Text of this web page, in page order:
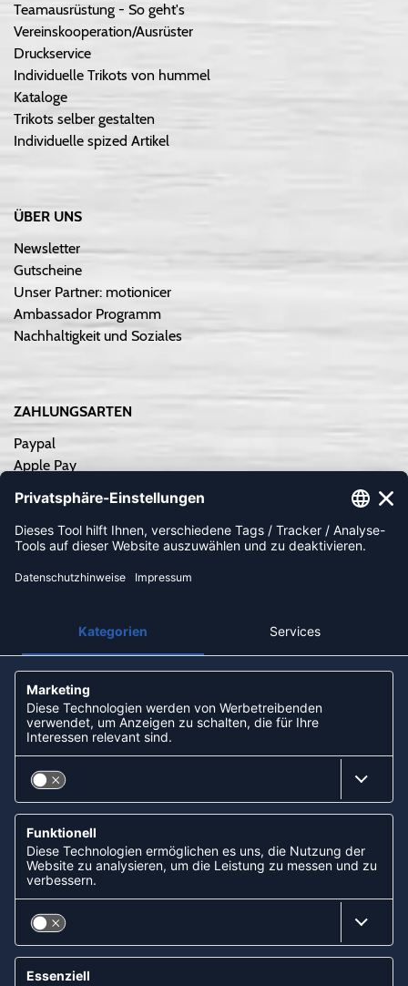
Teamausrüstung - So geht's
Vereinskooperation/Ausrüster
Druckservice
Individuelle Trikots von hummel
Kataloge
Trikots selber gestalten
Individuelle spized Artikel
ÜBER UNS
Newsletter
Gutscheine
Unser Partner: motionicer
Ambassador Programm
Nachhaltigkeit und Soziales
ZAHLUNGSARTEN
Paypal
Apple Pay
Kreditkarte
Rechnungskauf
Vorkasse
KOOPERATIONEN